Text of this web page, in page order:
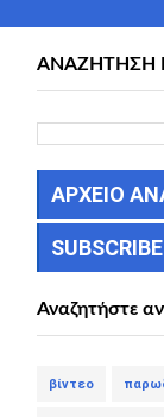
ΑΝΑΖΗΤΗΣΗ
ΑΡΧΕΙΟ
Αναζητήστε
βίντεο